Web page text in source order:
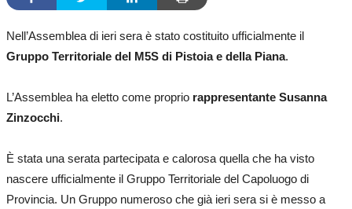
Nell’Assemblea di ieri sera è stato costituito ufficialmente il
Gruppo Territoriale del M5S di Pistoia e della Piana.
L’Assemblea ha eletto come proprio rappresentante Susanna
Zinzocchi.
È stata una serata partecipata e calorosa quella che ha visto
nascere ufficialmente il Gruppo Territoriale del Capoluogo di
Provincia. Un Gruppo numeroso che già ieri sera si è messo a